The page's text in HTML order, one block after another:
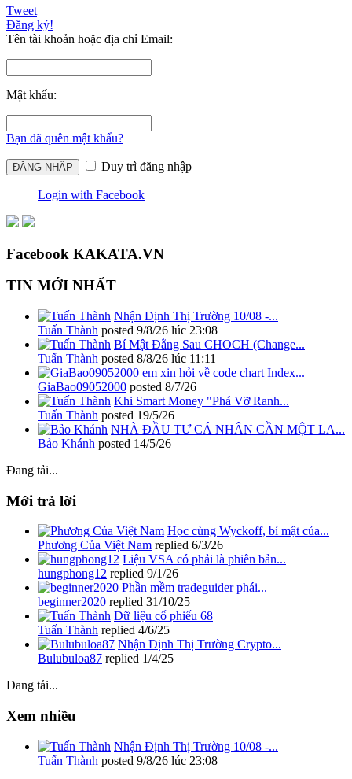
Tweet
Đăng ký!
Tên tài khoản hoặc địa chỉ Email:
Mật khẩu:
Bạn đã quên mật khẩu?
Duy trì đăng nhập
Login with Facebook
Facebook KAKATA.VN
TIN MỚI NHẤT
Nhận Định Thị Trường 10/08 -...
Tuấn Thành posted 9/8/26 lúc 23:08
Bí Mật Đằng Sau CHOCH (Change...
Tuấn Thành posted 8/8/26 lúc 11:11
em xin hỏi về code chart Index...
GiaBao09052000 posted 8/7/26
Khi Smart Money "Phá Vỡ Ranh...
Tuấn Thành posted 19/5/26
NHÀ ĐẦU TƯ CÁ NHÂN CẦN MỘT LA...
Bảo Khánh posted 14/5/26
Đang tải...
Mới trả lời
Học cùng Wyckoff, bí mật của...
Phương Của Việt Nam replied 6/3/26
Liệu VSA có phải là phiên bản...
hungphong12 replied 9/1/26
Phần mềm tradeguider phái...
beginner2020 replied 31/10/25
Dữ liệu cổ phiếu 68
Tuấn Thành replied 4/6/25
Nhận Định Thị Trường Crypto...
Bulubuloa87 replied 1/4/25
Đang tải...
Xem nhiều
Nhận Định Thị Trường 10/08 -...
Tuấn Thành posted 9/8/26 lúc 23:08